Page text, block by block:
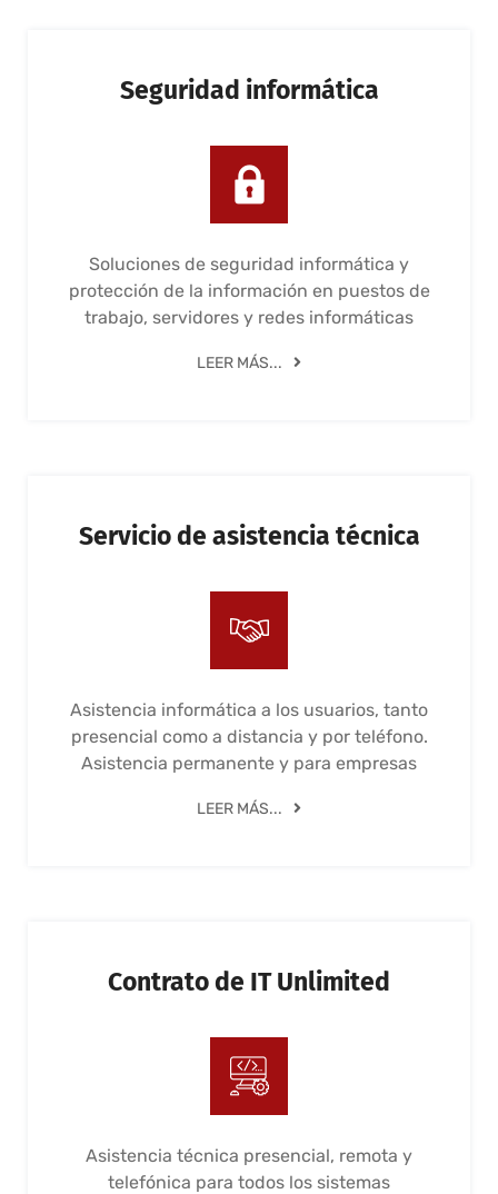
Seguridad informática
Soluciones de seguridad informática y
protección de la información en puestos de
trabajo, servidores y redes informáticas
LEER MÁS...
Servicio de asistencia técnica
Asistencia informática a los usuarios, tanto
presencial como a distancia y por teléfono.
Asistencia permanente y para empresas
LEER MÁS...
Contrato de IT Unlimited
Asistencia técnica presencial, remota y
telefónica para todos los sistemas